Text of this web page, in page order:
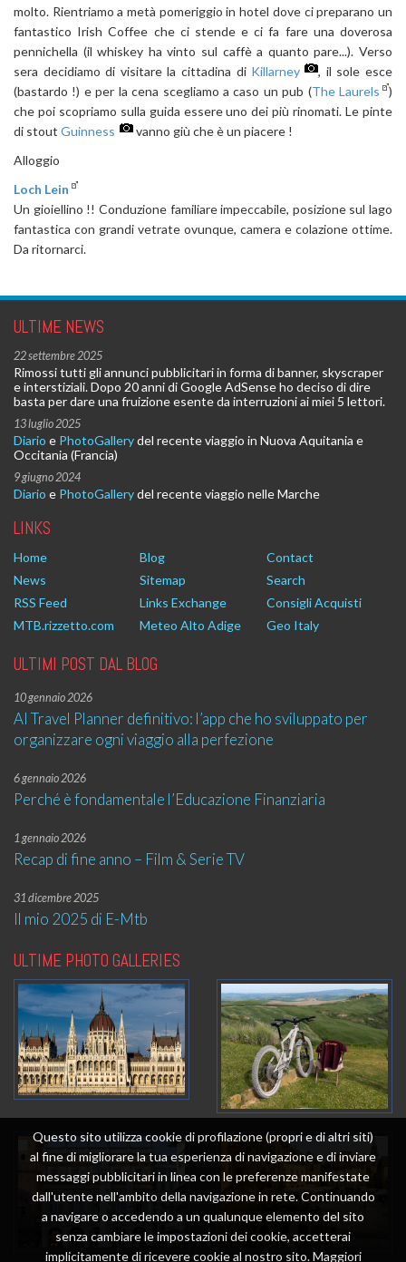
molto. Rientriamo a metà pomeriggio in hotel dove ci preparano un
fantastico Irish Coffee che ci stende e ci fa fare una doverosa
pennichella (il whiskey ha vinto sul caffè a quanto pare...). Verso
sera decidiamo di visitare la cittadina di Killarney
, il sole esce
(bastardo !) e per la cena scegliamo a caso un pub (The Laurels
)
che poi scopriamo sulla guida essere uno dei più rinomati. Le pinte
di stout Guinness
vanno giù che è un piacere !
Alloggio
Loch Lein
Un gioiellino !! Conduzione familiare impeccabile, posizione sul lago
fantastica con grandi vetrate ovunque, camera e colazione ottime.
Da ritornarci.
ULTIME NEWS
22 settembre 2025
Rimossi tutti gli annunci pubblicitari in forma di banner, skyscraper
e interstiziali. Dopo 20 anni di Google AdSense ho deciso di dire
basta per dare una fruizione esente da interruzioni ai miei 5 lettori.
13 luglio 2025
Diario e PhotoGallerydel recente viaggio in Nuova Aquitania e
Occitania (Francia)
9 giugno 2024
Diario e PhotoGallerydel recente viaggio nelle Marche
LINKS
Home Blog
Contact
News
Sitemap
Search
RSS Feed
Links Exchange
Consigli Acquisti
MTB.rizzetto.com
Meteo Alto Adige Geo Italy
ULTIMI POST DAL BLOG
10 gennaio 2026
AI Travel Planner definitivo: l’app che ho sviluppato per
organizzare ogni viaggio alla perfezione
6 gennaio 2026
Perché è fondamentale l’Educazione Finanziaria
1 gennaio 2026
Recap di fine anno – Film & Serie TV
31 dicembre 2025
Il mio 2025 di E-Mtb
ULTIME PHOTO GALLERIES
Questo sito utilizza cookie di profilazione (propri e di altri siti)
al fine di migliorare la tua esperienza di navigazione e di inviare
messaggi pubblicitari in linea con le preferenze manifestate
dall'utente nell'ambito della navigazione in rete. Continuando
a navigare o accedendo a un qualunque elemento del sito
senza cambiare le impostazioni dei cookie, accetterai
implicitamente di ricevere cookie al nostro sito. Maggiori